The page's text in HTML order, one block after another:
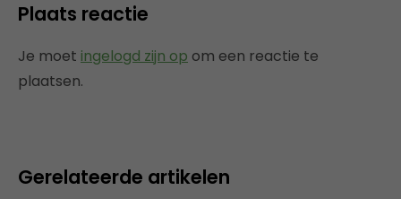
Plaats reactie
Je moet ingelogd zijn op om een reactie te
plaatsen.
Gerelateerde artikelen